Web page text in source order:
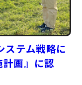
ステム戦略に
画』に認